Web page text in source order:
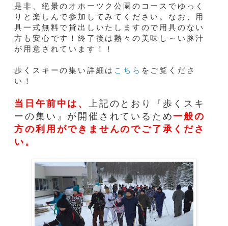
是非、絶景のオホーツク公園のコースでゆっく
りと楽しんで参加してみてください。なお、用
具一式無料で貸出しいたしますので用具のない
方も安心です！終了後は熱々の美味し～い豚汁
が用意されています！！
歩くスキーの集い詳細は こちら をご覧くださ
い！
当日午前中は、上記のとおり『歩くスキ
ーの集い』が開催されているため一般の
方の利用ができませんのでご了承くださ
い。